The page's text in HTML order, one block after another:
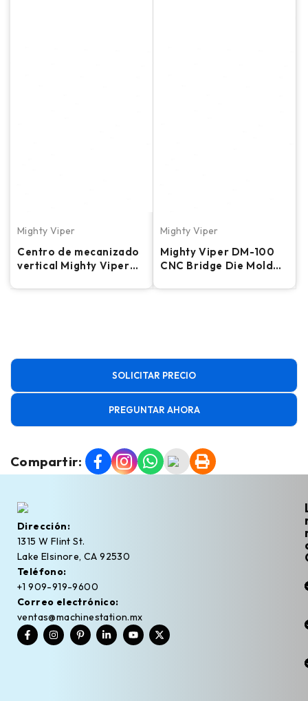
Mighty Viper
Centro de mecanizado
vertical Mighty Viper
Mighty Viper
Mighty Viper DM-100
CNC Bridge Die Mold
SOLICITAR PRECIO
PREGUNTAR AHORA
Compartir:
Dirección:
1315 W Flint St.
Lake Elsinore, CA 92530
Teléfono:
+1 909-919-9600
Correo electrónico:
ventas@machinestation.mx